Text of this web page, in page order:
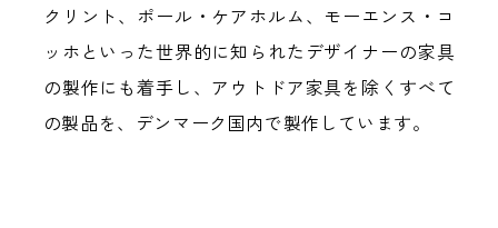
クリント、ポール・ケアホルム、モーエンス・コ
ッホといった世界的に知られたデザイナーの家具
の製作にも着手し、アウトドア家具を除くすべて
の製品を、デンマーク国内で製作しています。